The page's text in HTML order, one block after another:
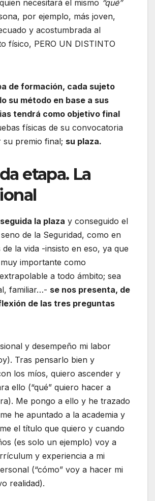
necesitará el mismo “qué”
por ejemplo, más joven,
y acostumbrada al
físico, PERO UN DISTINTO
de formación, cada sujeto
su método en base a sus
tendrá como objetivo final
físicas de su convocatoria
su premio final; su plaza.
etapa. La
la plaza y conseguido el
de la Seguridad, como en
la vida -insisto en eso, ya que
importante como
a todo ámbito; sea
familiar…- se nos presenta, de
de las tres preguntas
y desempeño mi labor
Tras pensarlo bien y
los míos, quiero ascender y
ello (“qué” quiero hacer a
Me pongo a ello y he trazado
me he apuntado a la academia y
el título que quiero y cuando
(es solo un ejemplo) voy a
y experiencia a mi
(“cómo” voy a hacer mi
realidad).